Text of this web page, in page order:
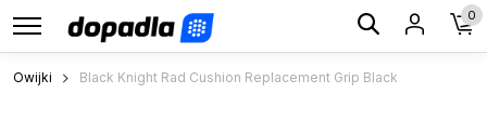
0
Owijki Black Knight Rad Cushion Replacement Grip Black